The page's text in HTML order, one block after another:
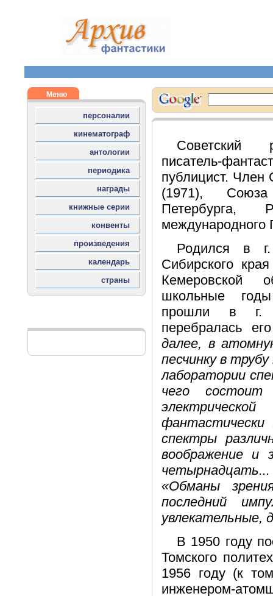
Советский
писатель-
публицист.
(1971),
Петербурга,
Родился в г.
Сибирского
Кемеровской
школьные
прошли в г.
перебралась
далее, в
песчинку в
лаборатории
чего
спектры
воображение и
«Обманы
последний
увлекательные,
В 1950 году
Томского
1956 году (к
инженером-